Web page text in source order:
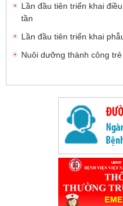
Lần đầu tiên triển khai
tần
Lần đầu tiên triển khai
Nuôi dưỡng thành công